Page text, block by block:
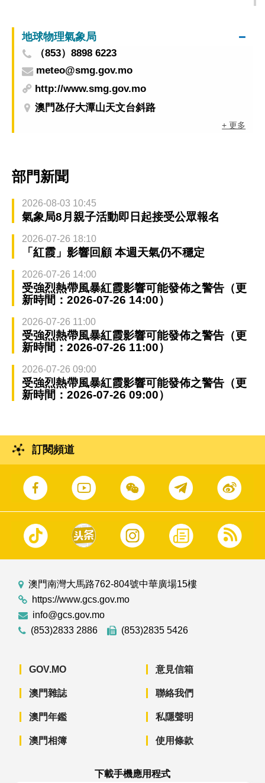
地球物理氣象局
（853）8898 6223
meteo@smg.gov.mo
http://www.smg.gov.mo
澳門氹仔大潭山天文台斜路
+ 更多
部門新聞
2026-08-03 10:45
氣象局8月親子活動即日起接受公眾報名
2026-07-26 18:10
「紅霞」影響回顧 本週天氣仍不穩定
2026-07-26 14:00
受強烈熱帶風暴紅霞影響可能發佈之警告（更
新時間：2026-07-26 14:00）
2026-07-26 11:00
受強烈熱帶風暴紅霞影響可能發佈之警告（更
新時間：2026-07-26 11:00）
2026-07-26 09:00
受強烈熱帶風暴紅霞影響可能發佈之警告（更
新時間：2026-07-26 09:00）
訂閱頻道
澳門南灣大馬路762-804號中華廣場15樓
https://www.gcs.gov.mo
info@gcs.gov.mo
(853)2833 2886
(853)2835 5426
GOV.MO
澳門雜誌
澳門年鑑
澳門相簿
意見信箱
聯絡我們
私隱聲明
使用條款
下載手機應用程式